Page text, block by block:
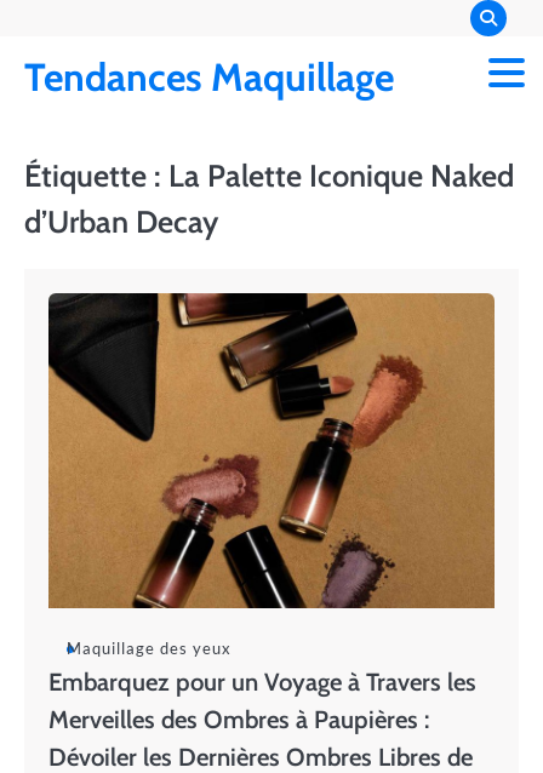
content
Tendances Maquillage
Étiquette : La Palette Iconique Naked
d’Urban Decay
Maquillage des yeux
Embarquez pour un Voyage à Travers les
Merveilles des Ombres à Paupières :
Dévoiler les Dernières Ombres Libres de